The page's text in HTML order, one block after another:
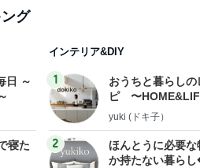
グ
日 ～
寝た
インテリア&DIY
1
おうちと暮らしの
ピ 〜
yuki (ドキ子）
2
ほんとうに必要な
か持たない暮ら